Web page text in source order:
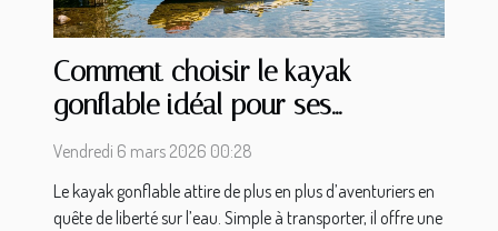
Comment choisir le kayak
gonflable idéal pour ses
aventures ?
Vendredi 6 mars 2026 00:28
Le kayak gonflable attire de plus en plus d’aventuriers en
quête de liberté sur l’eau. Simple à transporter, il offre une